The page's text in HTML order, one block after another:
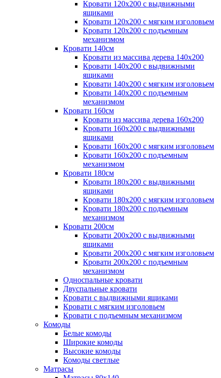
Кровати 120х200 с выдвижными
ящиками
Кровати 120х200 с мягким изголовьем
Кровати 120х200 с подъемным
механизмом
Кровати 140см
Кровати из массива дерева 140х200
Кровати 140х200 с выдвижными
ящиками
Кровати 140х200 с мягким изголовьем
Кровати 140х200 с подъемным
механизмом
Кровати 160см
Кровати из массива дерева 160х200
Кровати 160х200 с выдвижными
ящиками
Кровати 160х200 с мягким изголовьем
Кровати 160х200 с подъемным
механизмом
Кровати 180см
Кровати 180х200 с выдвижными
ящиками
Кровати 180х200 с мягким изголовьем
Кровати 180х200 с подъемным
механизмом
Кровати 200см
Кровати 200х200 с выдвижными
ящиками
Кровати 200х200 с мягким изголовьем
Кровати 200х200 с подъемным
механизмом
Односпальные кровати
Двуспальные кровати
Кровати с выдвижными ящиками
Кровати с мягким изголовьем
Кровати с подъемным механизмом
Комоды
Белые комоды
Широкие комоды
Высокие комоды
Комоды светлые
Матрасы